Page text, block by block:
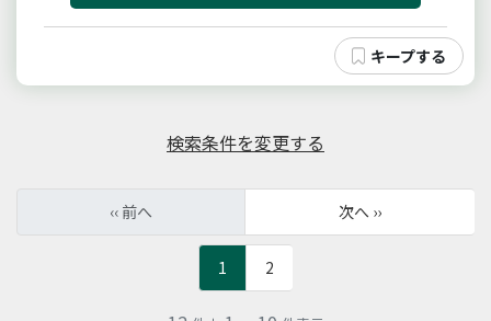
検索条件を変更する
‹‹ 前へ 次へ ››
1 2